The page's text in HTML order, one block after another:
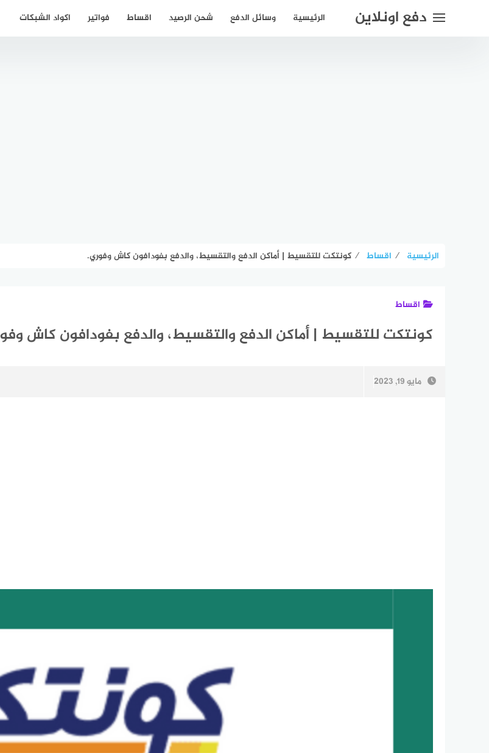
دفع اونلاين الرئيسية وسائل الدفع شحن الرصيد اقساط فواتير اكواد الشبكات
الرئيسية ⁄ اقساط ⁄ كونتكت للتقسيط | أماكن الدفع والتقسيط، والدفع بفودافون كاش وفوري.
اقساط
كونتكت للتقسيط | أماكن الدفع والتقسيط، والدفع بفودافون كاش
مايو 19, 2023